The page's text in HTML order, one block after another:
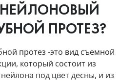
НЕЙЛОНОВЫЙ
ПРОТЕЗ?
протез -это вид съемной
который состоит из
под цвет десны, и из